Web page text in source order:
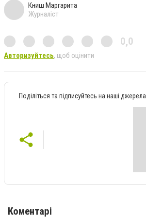
Книш Маргарита
Журналіст
0,0
Авторизуйтесь, щоб оцінити
Поділіться та підписуйтесь на наші джерела
Коментарі